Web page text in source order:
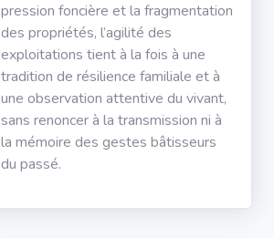
pression foncière et la fragmentation
des propriétés, l’agilité des
exploitations tient à la fois à une
tradition de résilience familiale et à
une observation attentive du vivant,
sans renoncer à la transmission ni à
la mémoire des gestes bâtisseurs
du passé.